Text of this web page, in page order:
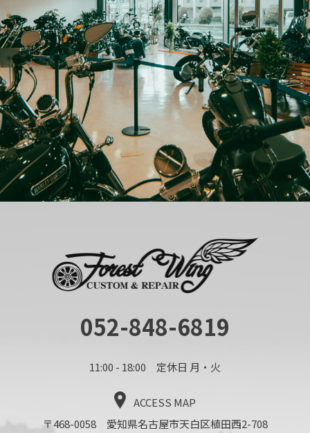
052-848-6819
11:00 - 18:00 定休日 月・火
ACCESS MAP
〒468-0058 愛知県名古屋市天白区植田西2-708